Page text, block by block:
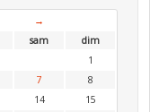
→
sam
dim
1
7
8
14
15